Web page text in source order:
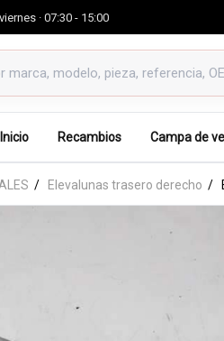
· 07:30 - 15:00
Inicio Recambios Campa de
Elevalunas trasero derecho